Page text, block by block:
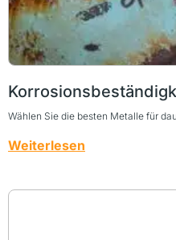
Wählen Sie die besten Metalle für
Weiterlesen